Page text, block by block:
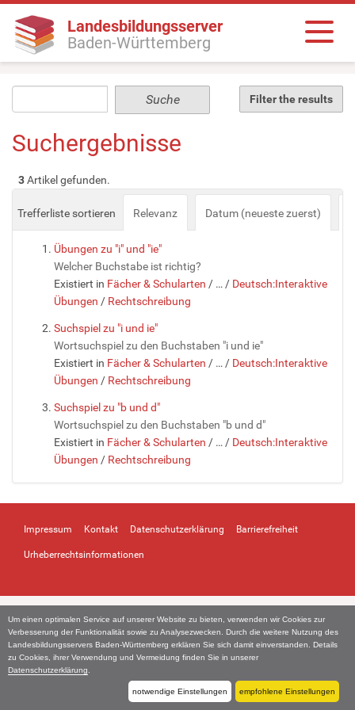
Um einen optimalen Service auf unserer Website zu bieten, verwenden wir Cookies zur
Verbesserung der Funktionalität sowie zu Analysezwecken. Durch die weitere Nutzung des
Landesbildungsservers Baden-Württemberg erklären Sie sich damit einverstanden. Details
zu Cookies, ihrer Verwendung und Vermeidung finden Sie in unserer
Datenschutzerklärung
notwendige Einstellungen empfohlene Einstellungen
Landesbildungsserver
Baden-Württemberg
Filter the results
Suchergebnisse
3Artikel gefunden.
Trefferliste sortieren Relevanz Datum (neueste zuerst)
Übungen zu "i" und "ie"
Welcher Buchstabe ist richtig?
Existiert in Fächer & Schularten / … / Deutsch:Interaktive
Übungen / Rechtschreibung
Suchspiel zu "i und ie"
Wortsuchspiel zu den Buchstaben "i und ie"
Existiert in Fächer & Schularten / … / Deutsch:Interaktive
Übungen / Rechtschreibung
Suchspiel zu "b und d"
Wortsuchspiel zu den Buchstaben "b und d"
Existiert in Fächer & Schularten / … / Deutsch:Interaktive
Übungen / Rechtschreibung
Impressum Kontakt Datenschutzerklärung Barrierefreiheit
Urheberrechtsinformationen